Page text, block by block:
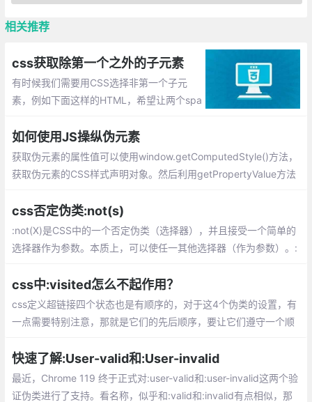
相关推荐
css获取除第一个之外的子元素
有时候我们需要用CSS选择非第一个子元
素，例如下面这样的HTML，希望让两个spa
给每个span设置margin-right（会导致最后
一个span也有margin-right，可能影响之后
元素的排版）。
如何使用JS操纵伪元素
获取伪元素的属性值可以使用window.getComputedStyle()方法，
获取伪元素的CSS样式声明对象。然后利用getPropertyValue方法
伪元素属性值的更改、使用CSSStyleSheet的insertRule来为伪元
素修改样式、
css否定伪类:not(s)
:not(X)是CSS中的一个否定伪类（选择器），并且接受一个简单的
选择器作为参数。本质上，可以使任一其他选择器（作为参数）。:
包括增加的选择器或者伪元素选择器。
css中:visited怎么不起作用？
css定义超链接四个状态也是有顺序的，对于这4个伪类的设置，有
一点需要特别注意，那就是它们的先后顺序，要让它们遵守一个顺
快速了解:User-valid和:User-invalid
最近，Chrome 119 终于正式对:user-valid和:user-invalid这两个验
证伪类进行了支持。看名称，似乎和:valid和:invalid有点相似，那